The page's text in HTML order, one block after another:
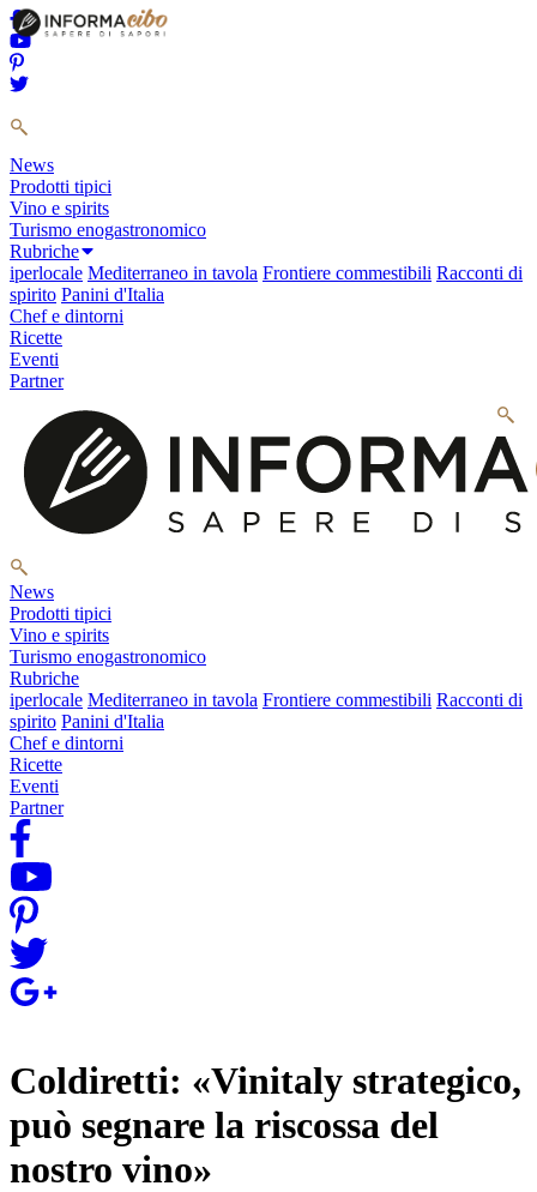
News
Prodotti tipici
Vino e spirits
Turismo enogastronomico
Rubriche
iperlocale Mediterraneo in tavola Frontiere commestibili Racconti di
spirito Panini d'Italia
Chef e dintorni
Ricette
Eventi
Partner
News
Prodotti tipici
Vino e spirits
Turismo enogastronomico
Rubriche
iperlocale Mediterraneo in tavola Frontiere commestibili Racconti di
spirito Panini d'Italia
Chef e dintorni
Ricette
Eventi
Partner
Coldiretti: «Vinitaly strategico,
può segnare la riscossa del
nostro vino»